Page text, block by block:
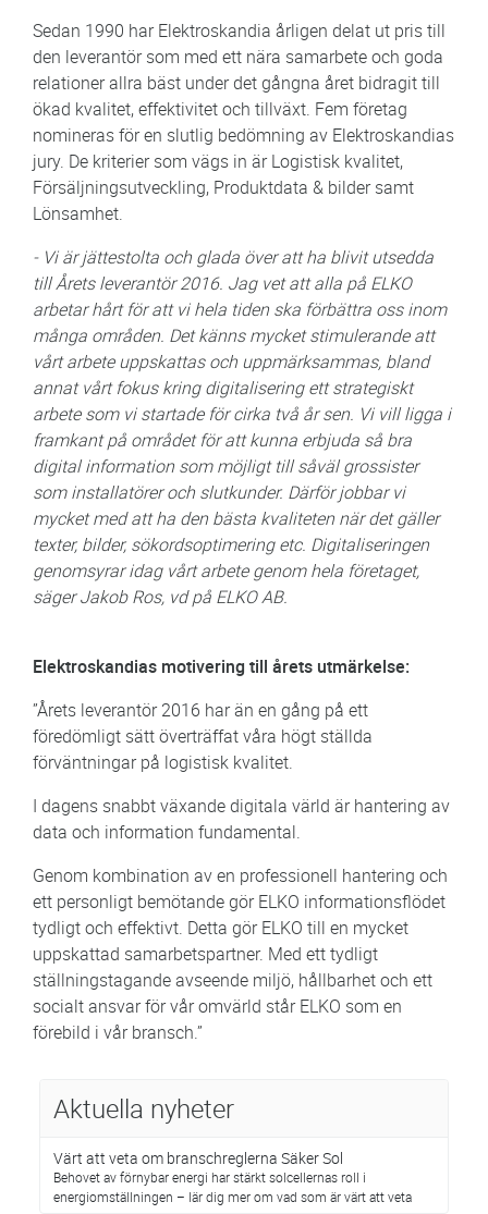
Sedan 1990 har Elektroskandia årligen delat ut pris till
den leverantör som med ett nära samarbete och goda
relationer allra bäst under det gångna året bidragit till
ökad kvalitet, effektivitet och tillväxt. Fem företag
nomineras för en slutlig bedömning av Elektroskandias
jury. De kriterier som vägs in är Logistisk kvalitet,
Försäljningsutveckling, Produktdata & bilder samt
Lönsamhet.
- Vi är jättestolta och glada över att ha blivit utsedda
till Årets leverantör 2016. Jag vet att alla på ELKO
arbetar hårt för att vi hela tiden ska förbättra oss inom
många områden. Det känns mycket stimulerande att
vårt arbete uppskattas och uppmärksammas, bland
annat vårt fokus kring digitalisering ett strategiskt
arbete som vi startade för cirka två år sen. Vi vill ligga i
framkant på området för att kunna erbjuda så bra
digital information som möjligt till såväl grossister
som installatörer och slutkunder. Därför jobbar vi
mycket med att ha den bästa kvaliteten när det gäller
texter, bilder, sökordsoptimering etc. Digitaliseringen
genomsyrar idag vårt arbete genom hela företaget,
säger Jakob Ros, vd på ELKO AB.
Elektroskandias motivering till årets utmärkelse:
”Årets leverantör 2016 har än en gång på ett
föredömligt sätt överträffat våra högt ställda
förväntningar på logistisk kvalitet.
I dagens snabbt växande digitala värld är hantering av
data och information fundamental.
Genom kombination av en professionell hantering och
ett personligt bemötande gör ELKO informationsflödet
tydligt och effektivt. Detta gör ELKO till en mycket
uppskattad samarbetspartner. Med ett tydligt
ställningstagande avseende miljö, hållbarhet och ett
socialt ansvar för vår omvärld står ELKO som en
förebild i vår bransch.”
Aktuella nyheter
Värt att veta om branschreglerna Säker Sol
Behovet av förnybar energi har stärkt solcellernas roll i
energiomställningen – lär dig mer om vad som är värt att veta